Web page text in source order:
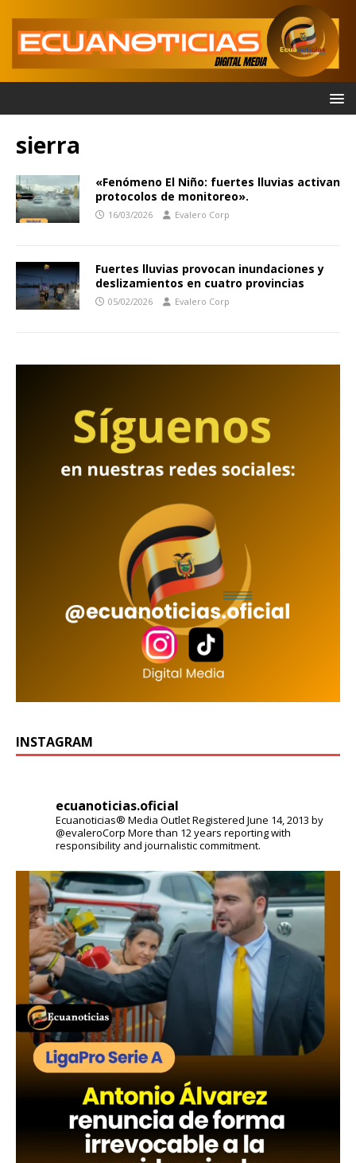
sierra
«Fenómeno El Niño: fuertes lluvias activan
protocolos de monitoreo».
16/03/2026 Evalero Corp
Fuertes lluvias provocan inundaciones y
deslizamientos en cuatro provincias
05/02/2026 Evalero Corp
INSTAGRAM
ecuanoticias.oficial
Ecuanoticias® Media OutletRegistered June 14, 2013 by
@evaleroCorp More than 12 years reporting with
responsibility and journalistic commitment.